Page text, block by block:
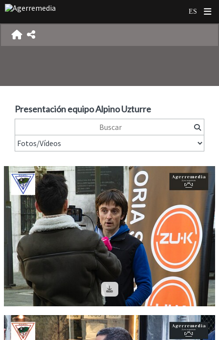
Presentación equipo Alpino Uzturre